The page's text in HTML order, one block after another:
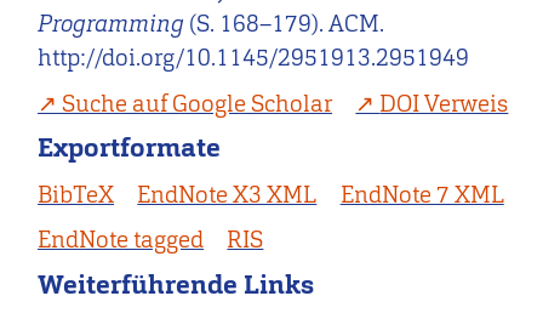
Programming (S. 168–179). ACM.
http://doi.org/10.1145/2951913.2951949
Suche auf Google Scholar
DOI Verweis
Exportformate
BibTeX EndNote X3 XML
EndNote 7 XML
EndNote tagged
RIS
Weiterführende Links